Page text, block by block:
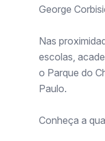
George
Nas
escolas,
o Parque do
Paulo.
Conheça a